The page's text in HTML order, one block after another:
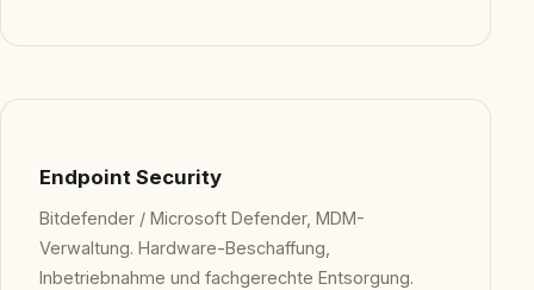
Endpoint Security
Bitdefender / Microsoft Defender, MDM-
Verwaltung. Hardware-Beschaffung,
Inbetriebnahme und fachgerechte Entsorgung.